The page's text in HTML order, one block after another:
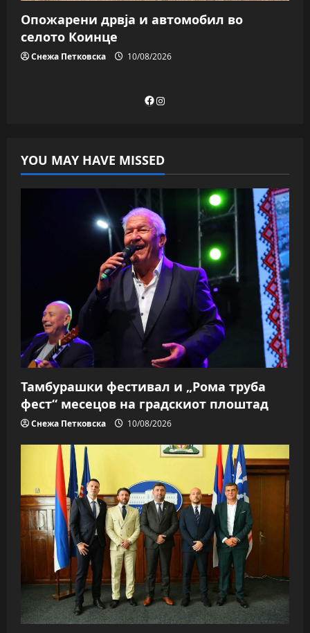
Опожарени дрвја и автомобил во
селото Коинце
Снежа Петковска 10/08/2026
Facebook
Instagram
YOU MAY HAVE MISSED
Тамбурашки фестивал и „Рома труба
фест“ месецов на градскиот плоштад
Снежа Петковска 10/08/2026